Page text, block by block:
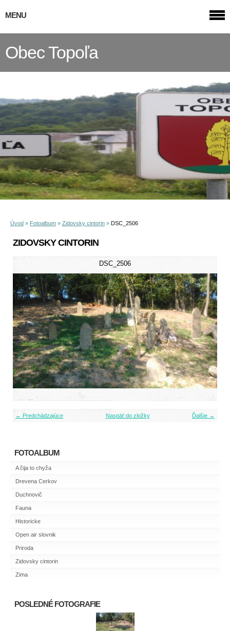
Obec Topoľa
Úvod » Fotoalbum » Zidovsky cintorin » DSC_2506
ZIDOVSKY CINTORIN
DSC_2506
← Predchádzajúce Ďalšie →
Naspäť do zložky
MENU
FOTOALBUM
A čija to chyža
Drevena Cerkov
Duchnovič
Fauna
Historicke
Open air slovnik
Priroda
Zidovsky cintorin
Zima
POSLEDNÉ FOTOGRAFIE